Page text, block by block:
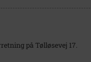
på Tølløsevej 17.